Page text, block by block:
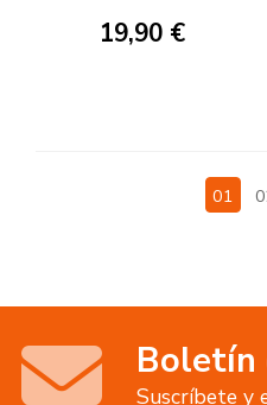
19,90 €
01
Boletín
Suscríbete y